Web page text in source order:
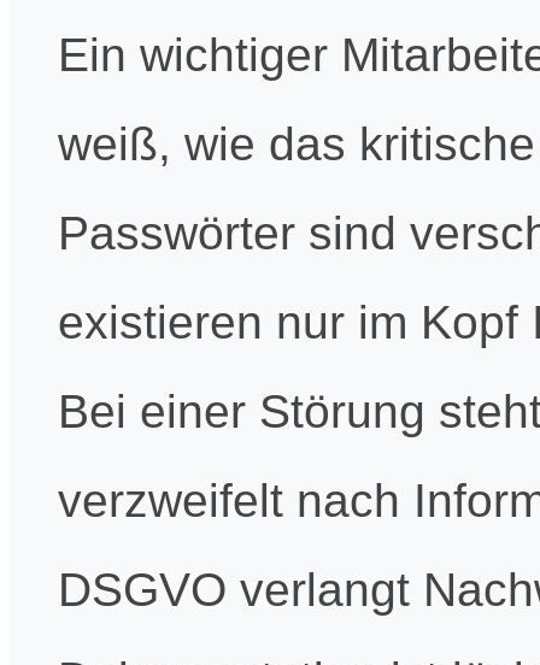
Ein wichtiger
weiß, wie das
Passwörter sind
existieren nur im Kopf
Bei einer Störung
verzweifelt nach
DSGVO verlangt